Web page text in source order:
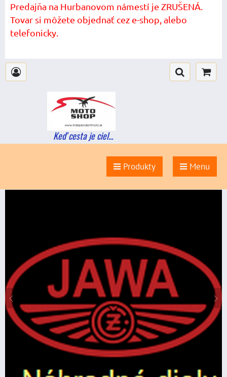
Predajňa na Hurbanovom námestí je ZRUŠENÁ.
Tovar si môžete objednať cez e-shop, alebo
telefonicky.
Keď cesta je ciel...
Produkty Menu